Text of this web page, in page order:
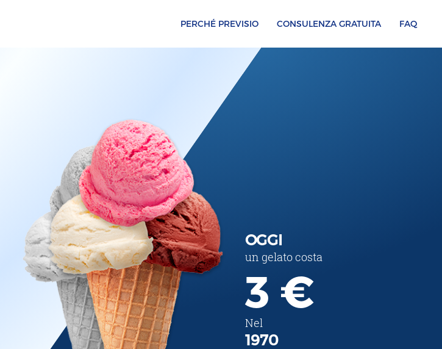
PERCHÉ PREVISIO CONSULENZA GRATUITA FAQ
OGGI
un gelato costa
3 €
Nel
1970